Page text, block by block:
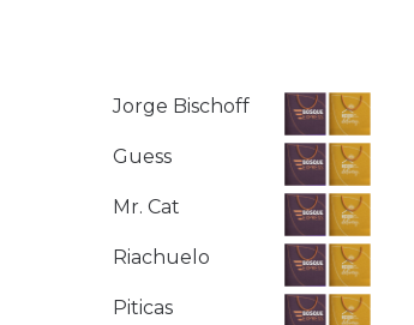
Jorge Bischoff
Guess
Mr. Cat
Riachuelo
Piticas